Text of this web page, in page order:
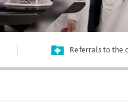
Referrals to the